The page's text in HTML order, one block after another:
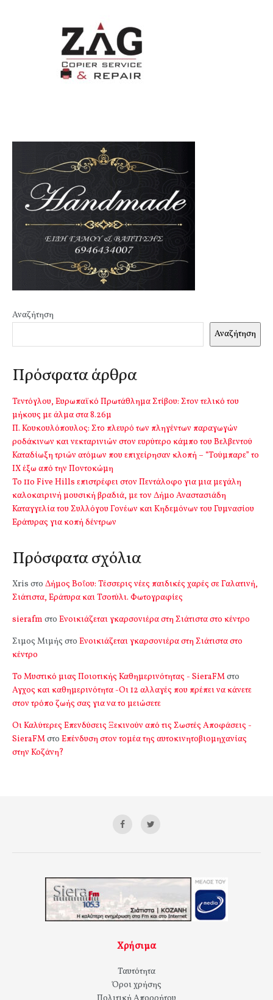
Αναζήτηση
Αναζήτηση
Πρόσφατα άρθρα
Τεντόγλου, Ευρωπαϊκό Πρωτάθλημα Στίβου: Στον τελικό του
μήκους με άλμα στα 8.26μ
Π. Κουκουλόπουλος: Στο πλευρό των πληγέντων παραγωγών
ροδάκινων και νεκταρινιών στον ευρύτερο κάμπο του Βελβεντού
Καταδίωξη τριών ατόμων που επιχείρησαν κλοπή – “Τούμπαρε” το
ΙΧ έξω από την Ποντοκώμη
Το 11ο Five Hills επιστρέφει στον Πεντάλοφο για μια μεγάλη
καλοκαιρινή μουσική βραδιά, με τον Δήμο Αναστασιάδη
Καταγγελία του Συλλόγου Γονέων και Κηδεμόνων του Γυμνασίου
Εράτυρας για κοπή δέντρων
Πρόσφατα σχόλια
Xris στο Δήμος Βοΐου: Τέσσερις νέες παιδικές χαρές σε Γαλατινή,
Σιάτιστα, Εράτυρα και Τσοτύλι. Φωτογραφίες
sierafm στο Ενοικιάζεται γκαρσονιέρα στη Σιάτιστα στο κέντρο
Σιμος Μιμής στο Ενοικιάζεται γκαρσονιέρα στη Σιάτιστα στο
κέντρο
Το Μυστικό μιας Ποιοτικής Καθημερινότητας - SieraFMστο
Αγχος και καθημερινότητα -Οι 12 αλλαγές που πρέπει να κάνετε
στον τρόπο ζωής σας για να το μειώσετε
Οι Καλύτερες Επενδύσεις Ξεκινούν από τις Σωστές Αποφάσεις -
SieraFMστο Επένδυση στον τομέα της αυτοκινητοβιομηχανίας
στην Κοζάνη?
Χρήσιμα
Ταυτότητα
Όροι χρήσης